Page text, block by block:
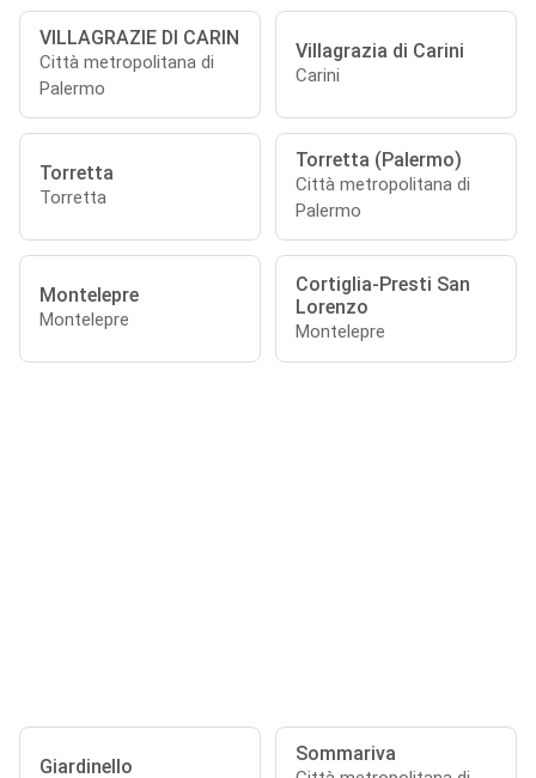
VILLAGRAZIE DI CARIN
Città metropolitana di
Palermo
Villagrazia di Carini
Carini
Torretta
Torretta
Torretta (Palermo)
Città metropolitana di
Palermo
Montelepre
Montelepre
Cortiglia-Presti San
Lorenzo
Montelepre
Giardinello
Sommariva